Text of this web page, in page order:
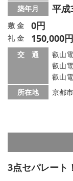
会社概要
メールでお問い合
築年月 平成
敷 金 0円
礼 金 150,000円
交 通
叡山
叡山
叡山
所在地
京都
3点セパレート